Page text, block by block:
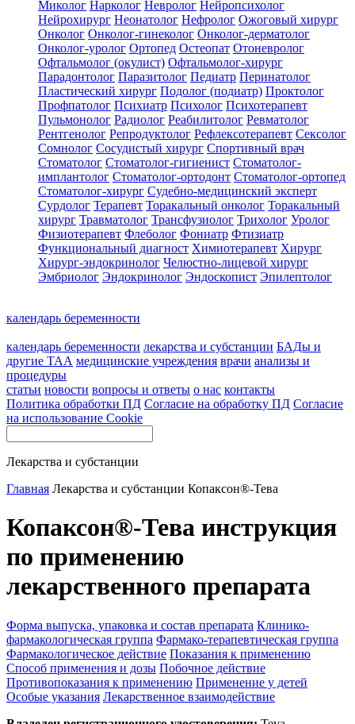
Миколог Нарколог Невролог Нейропсихолог
Нейрохирург Неонатолог Нефролог Ожоговый хирург
Онколог Онколог-гинеколог Онколог-дерматолог
Онколог-уролог Ортопед Остеопат Отоневролог
Офтальмолог (окулист) Офтальмолог-хирург
Парадонтолог Паразитолог Педиатр Перинатолог
Пластический хирург Подолог (подиатр) Проктолог
Профпатолог Психиатр Психолог Психотерапевт
Пульмонолог Радиолог Реабилитолог Ревматолог
Рентгенолог Репродуктолог Рефлексотерапевт Сексолог
Сомнолог Сосудистый хирург Спортивный врач
Стоматолог Стоматолог-гигиенист Стоматолог-
имплантолог Стоматолог-ортодонт Стоматолог-ортопед
Стоматолог-хирург Судебно-медицинский эксперт
Сурдолог Терапевт Торакальный онколог Торакальный
хирург Травматолог Трансфузиолог Трихолог Уролог
Физиотерапевт Флеболог Фониатр Фтизиатр
Функциональный диагност Химиотерапевт Хирург
Хирург-эндокринолог Челюстно-лицевой хирург
Эмбриолог Эндокринолог Эндоскопист Эпилептолог
календарь беременности
календарь беременности лекарства и субстанции БАДы и
другие ТАА медицинские учреждения врачи анализы и
процедуры
статьи новости вопросы и ответы о нас контакты
Политика обработки ПД Согласие на обработку ПД Согласие
на использование Cookie
Лекарства и субстанции
Главная Лекарства и субстанции Копаксон®-Тева
Копаксон®-Тева инструкция
по применению
лекарственного препарата
Форма выпуска, упаковка и состав препарата Клинико-
фармакологическая группа Фармако-терапевтическая группа
Фармакологическое действие Показания к применению
Способ применения и дозы Побочное действие
Противопоказания к применению Применение у детей
Особые указания Лекарственное взаимодействие